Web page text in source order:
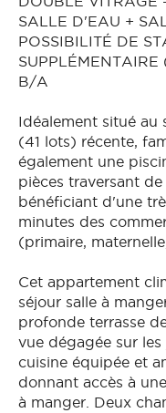
SALLE D'EAU +
POSSIBILITÉ DE
B/A
Idéalement situé
(41 lots) récente,
également une
pièces traversant
bénéficiant d'une
minutes des
(primaire,
Cet appartement
séjour salle à
profonde terrasse
vue dégagée sur
cuisine équipée et
donnant accès à
à manger. Deux